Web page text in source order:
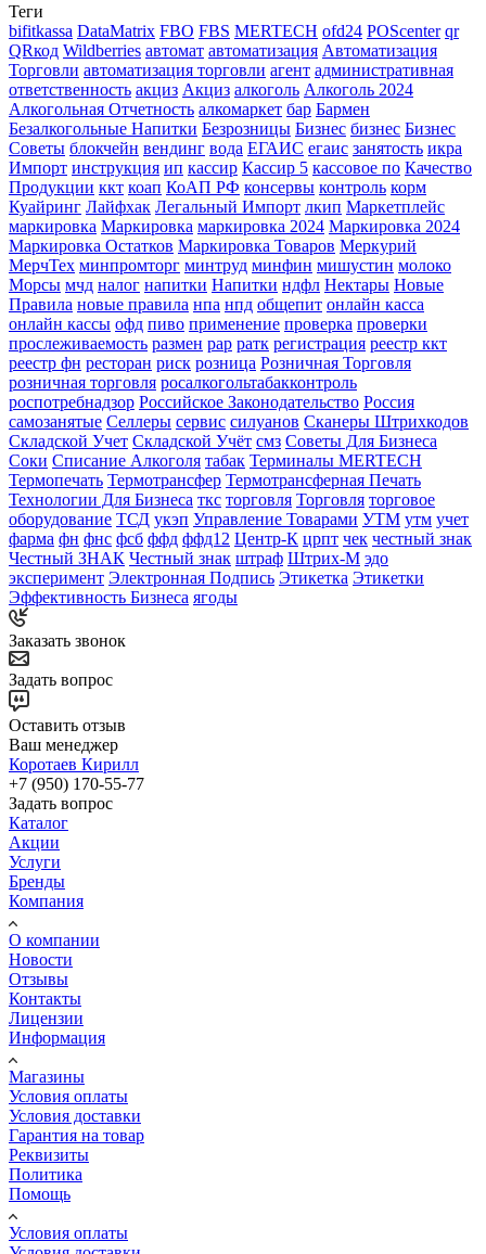
Теги
bifitkassa DataMatrix FBO FBS MERTECH ofd24 POScenter qr
QRкод Wildberries автомат автоматизация Автоматизация
Торговли автоматизация торговли агент административная
ответственность акциз Акциз алкоголь Алкоголь 2024
Алкогольная Отчетность алкомаркет бар Бармен
Безалкогольные Напитки Безрозницы Бизнес бизнес Бизнес
Советы блокчейн вендинг вода ЕГАИС егаис занятость икра
Импорт инструкция ип кассир Кассир 5 кассовое по Качество
Продукции ккт коап КоАП РФ консервы контроль корм
Куайринг Лайфхак Легальный Импорт лкип Маркетплейс
маркировка Маркировка маркировка 2024 Маркировка 2024
Маркировка Остатков Маркировка Товаров Меркурий
МерчТех минпромторг минтруд минфин мишустин молоко
Морсы мчд налог напитки Напитки ндфл Нектары Новые
Правила новые правила нпа нпд общепит онлайн касса
онлайн кассы офд пиво применение проверка проверки
прослеживаемость размен рар ратк регистрация реестр ккт
реестр фн ресторан риск розница Розничная Торговля
розничная торговля росалкогольтабакконтроль
роспотребнадзор Российское Законодательство Россия
самозанятые Селлеры сервис силуанов Сканеры Штрихкодов
Складской Учет Складской Учёт смз Советы Для Бизнеса
Соки Списание Алкоголя табак Терминалы MERTECH
Термопечать Термотрансфер Термотрансферная Печать
Технологии Для Бизнеса ткс торговля Торговля торговое
оборудование ТСД укэп Управление Товарами УТМ утм учет
фарма фн фнс фсб ффд ффд12 Центр-К црпт чек честный знак
Честный ЗНАК Честный знак штраф Штрих-М эдо
эксперимент Электронная Подпись Этикетка Этикетки
Эффективность Бизнеса ягоды
Заказать звонок
Задать вопрос
Оставить отзыв
Ваш менеджер
Коротаев Кирилл
+7 (950) 170-55-77
Задать вопрос
Каталог
Акции
Услуги
Бренды
Компания
О компании
Новости
Отзывы
Контакты
Лицензии
Информация
Магазины
Условия оплаты
Условия доставки
Гарантия на товар
Реквизиты
Политика
Помощь
Условия оплаты